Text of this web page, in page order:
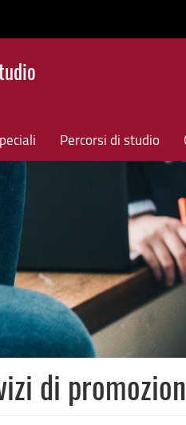
Percorsi di studio
di